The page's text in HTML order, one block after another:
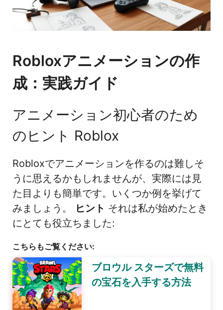
Robloxアニメーションの作
成：実践ガイド
アニメーション初心者のため
のヒント Roblox
Robloxでアニメーションを作るのは難しそ
うに思えるかもしれませんが、実際には見
た目よりも簡単です。いくつか例を挙げて
みましょう。
ヒント それは私が始めたとき
にとても役立ちました:
こちらもご覧ください:
ブロウル スターズで無料
の宝石を入手する方法